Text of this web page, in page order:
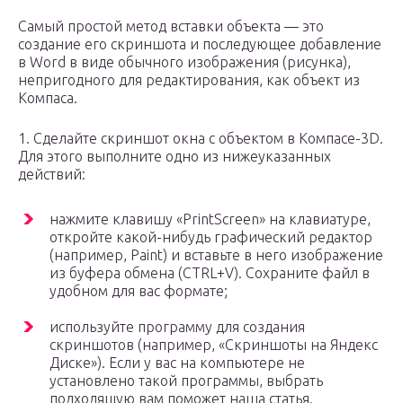
Самый простой метод вставки объекта — это
создание его скриншота и последующее добавление
в Word в виде обычного изображения (рисунка),
непригодного для редактирования, как объект из
Компаса.
1. Сделайте скриншот окна с объектом в Компасе-3D.
Для этого выполните одно из нижеуказанных
действий:
нажмите клавишу «PrintScreen» на клавиатуре,
откройте какой-нибудь графический редактор
(например, Paint) и вставьте в него изображение
из буфера обмена (CTRL+V). Сохраните файл в
удобном для вас формате;
используйте программу для создания
скриншотов (например, «Скриншоты на Яндекс
Диске»). Если у вас на компьютере не
установлено такой программы, выбрать
подходящую вам поможет наша статья.